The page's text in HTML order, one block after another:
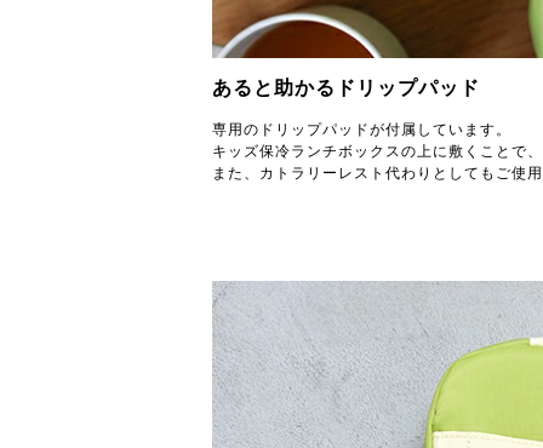
あると助かるドリップパッド
専用のドリップパッドが付属しています。
キッズ保冷ランチボックスの上に敷くことで
また、カトラリーレスト代わりとしてもご使